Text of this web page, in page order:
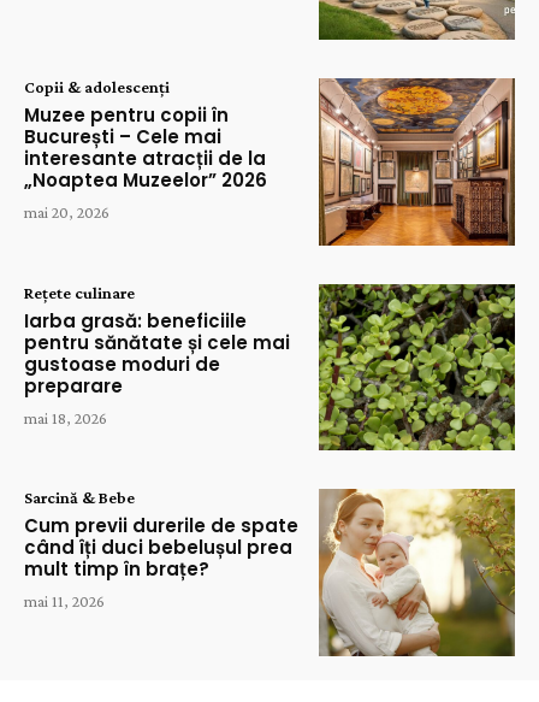
Copii & adolescenți
Muzee pentru copii în
București – Cele mai
interesante atracții de la
„Noaptea Muzeelor” 2026
mai 20, 2026
Rețete culinare
Iarba grasă: beneficiile
pentru sănătate și cele mai
gustoase moduri de
preparare
mai 18, 2026
Sarcină & Bebe
Cum previi durerile de spate
când îți duci bebelușul prea
mult timp în brațe?
mai 11, 2026